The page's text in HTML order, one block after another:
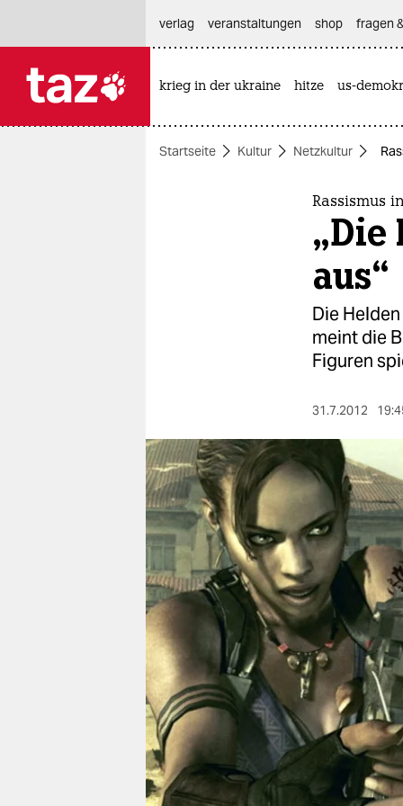
themen
nord
wahrheit
verlag
verlag
veranstaltungen
shop
fragen & hilfe
unterstützen
abo
genossenschaft
verlag
veranstaltungen shop fragen
krieg in der ukraine hitze us-
Startseite Kultur Netzkultur
Rassismus
aus“
Die
meint die
Figuren
31.7.2012